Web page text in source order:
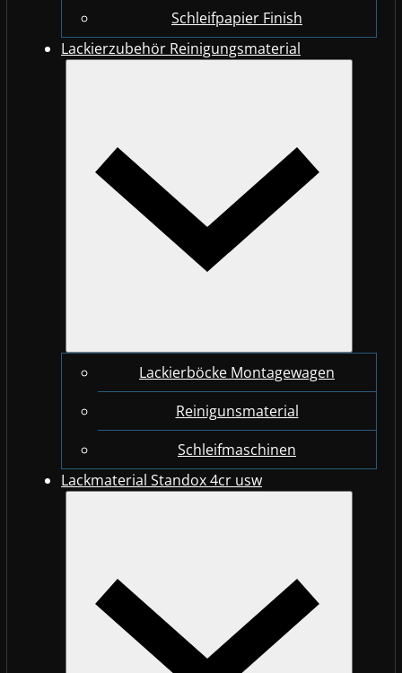
Schleifpapier Finish
Lackierzubehör Reinigungsmaterial
Lackierböcke Montagewagen
Reinigunsmaterial
Schleifmaschinen
Lackmaterial Standox 4cr usw